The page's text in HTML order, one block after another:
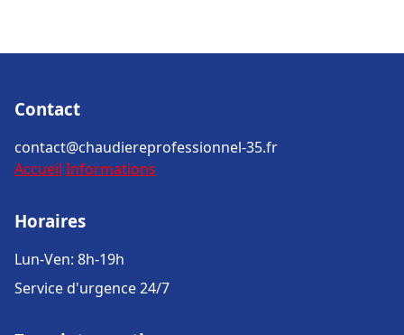
Contact
contact@chaudiereprofessionnel-35.fr
Accueil Informations
Horaires
Lun-Ven: 8h-19h
Service d'urgence 24/7